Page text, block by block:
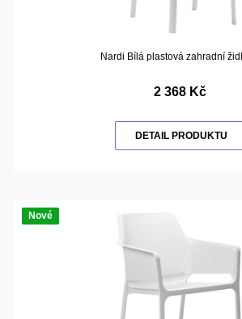
Nardi Bílá plastová zahradní
2 368 Kč
DETAIL PRODUKTU
Nové